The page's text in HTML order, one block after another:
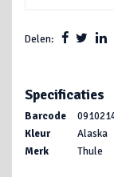
Delen:
Specificaties
Barcode
Kleur
Alaska
Merk
Thule